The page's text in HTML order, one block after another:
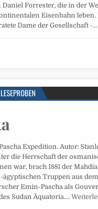
Forrester, die in der
Eisenbahn
Dame der Gesellschaft -
Expedition. Autor:
die Herrschaft der
war, brach 1881 der
ägyptischen Truppen aus
Emin-Pascha als
Sudan Äquatoria.…